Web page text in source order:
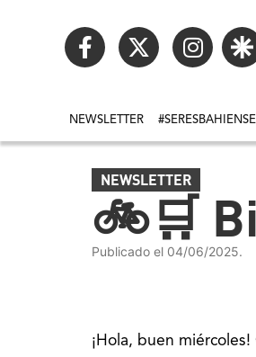
NEWSLETTER
NEWSLETTER
🚲🛒
Publicado el 04/06/2025.
¡Hola, buen